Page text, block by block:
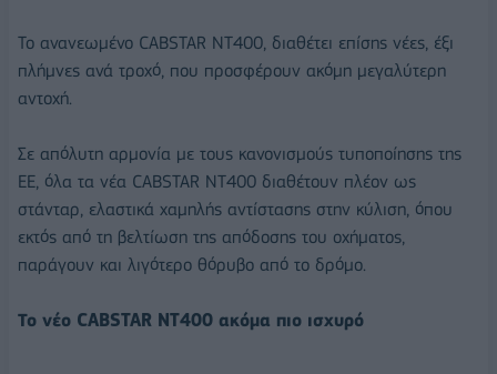
Το ανανεωμένο CABSTAR NT400, διαθέτει επίσης νέες, έξι
πλήμνες ανά τροχό, που προσφέρουν ακόμη μεγαλύτερη
αντοχή.
Σε απόλυτη αρμονία με τους κανονισμούς τυποποίησης της
ΕΕ, όλα τα νέα CABSTAR NT400 διαθέτουν πλέον ως
στάνταρ, ελαστικά χαμηλής αντίστασης στην κύλιση, όπου
εκτός από τη βελτίωση της απόδοσης του οχήματος,
παράγουν και λιγότερο θόρυβο από το δρόμο.
Το νέο CABSTAR NT400 ακόμα πιο ισχυρό